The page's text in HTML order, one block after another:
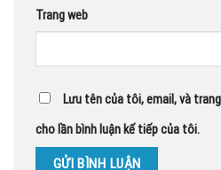
Trang web
Lưu tên của tôi, email, và
cho lần bình luận kế tiếp của tôi.